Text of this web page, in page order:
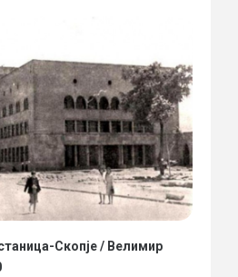
Скопје / Велимир